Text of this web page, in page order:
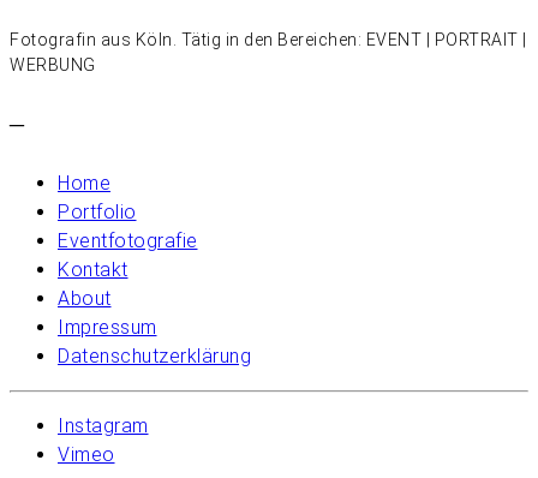
Fotografin aus Köln. Tätig in den Bereichen: EVENT | PORTRAIT |
WERBUNG
–
Home
Portfolio
Eventfotografie
Kontakt
About
Impressum
Datenschutzerklärung
Instagram
Vimeo